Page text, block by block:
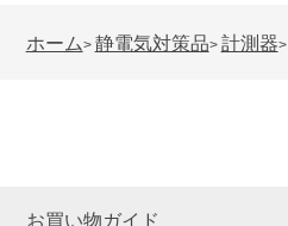
ホーム> 静電気対策品> 計測器>
お買い物ガイド